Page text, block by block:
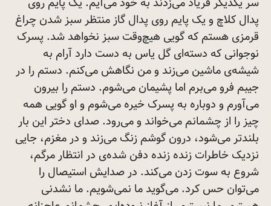
پدال کلاچ و یک پایم روی پدال گاز منتظر سبز شدن چراغ
قرمزی هستم که گویی هیچ‌وقت سبز نخواهد شد. پسرک
نوجوانی که دسته‌ای گل یاس به دست دارد آرام به
شیشه‌ی ماشین می‌زند و من نگاهش می‌کنم. دستم را در
جیبم فرو می‌برم اما پشیمان می‌شوم. دستم را بیرون
می‌آورم و دوباره به پسرک خیره می‌شوم و او گویی همه
چیز را از چشمانم می‌خواند و می‌رود. صدای دختر این بار
بلندتر می‌شود، درون گوشم زنگ می‌زند و در مغزم، جایی
نزدیک خاطرات زنده زنده دفن شده‌ی در انتظار مرگم،
شروع به سوت زدن می‌کند. در صدایش استیصال را
می‌توان حس کرد. می‌گوید ما نمی‌شویم. ما نشدنی